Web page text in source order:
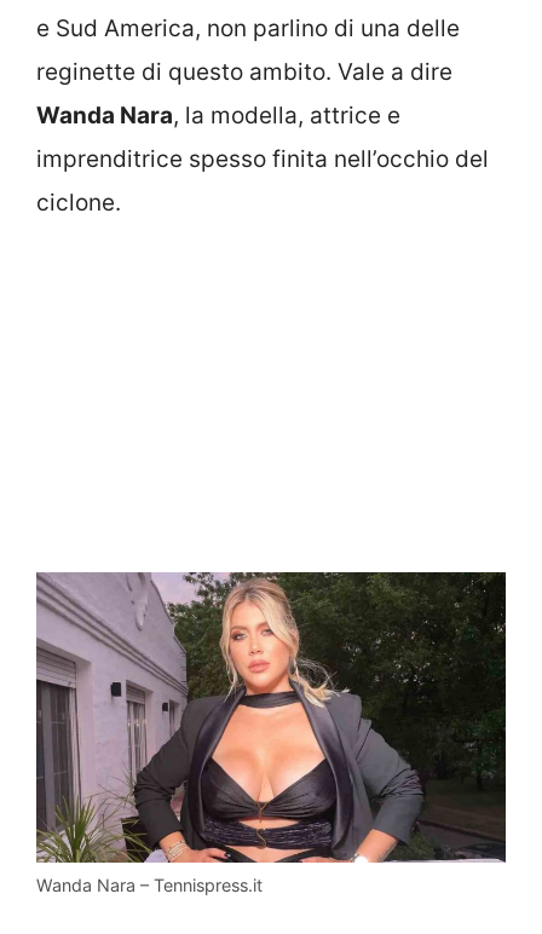
e Sud America, non parlino di una delle
reginette di questo ambito. Vale a dire
Wanda Nara, la modella, attrice e
imprenditrice spesso finita nell’occhio del
ciclone.
Wanda Nara – Tennispress.it